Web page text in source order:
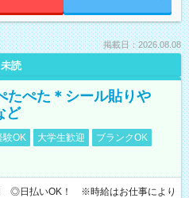
掲載日：2026.08.08
未読
たぺた＊シール貼りや
ど
験OK 大学生歓迎
ブランクOK
◎日払いOK！ ※時給はお仕事により